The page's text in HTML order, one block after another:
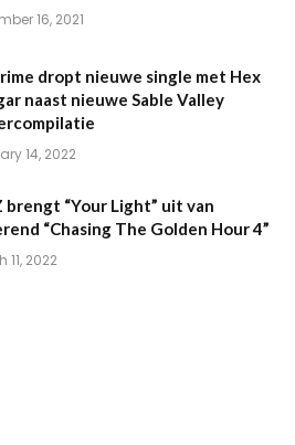
16, 2021
dropt nieuwe single met Hex
naast nieuwe Sable Valley
14, 2022
brengt “Your Light” uit van
“Chasing The Golden Hour 4”
11, 2022